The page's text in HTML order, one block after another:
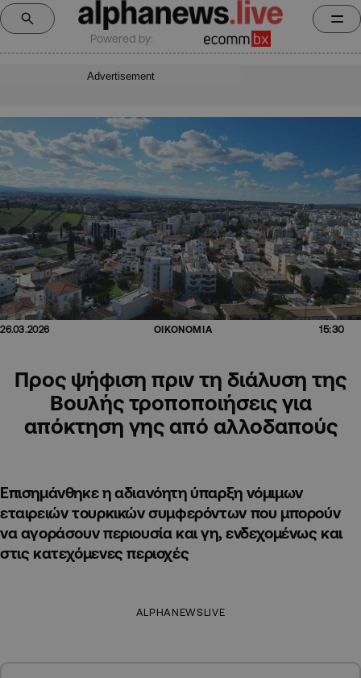
Powered by:
Advertisement
26.03.2026 ΟΙΚΟΝΟΜΙΑ 15:30
Προς ψήφιση πριν τη διάλυση της
Βουλής τροποποιήσεις για
απόκτηση γης από αλλοδαπούς
Επισημάνθηκε η αδιανόητη ύπαρξη νόμιμων
εταιρειών τουρκικών συμφερόντων που μπορούν
να αγοράσουν περιουσία και γη, ενδεχομένως και
στις κατεχόμενες περιοχές
ALPHANEWSLIVE